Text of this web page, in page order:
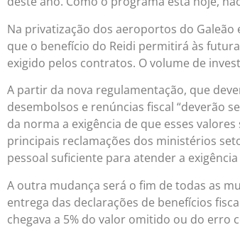
Na privatização dos aeroportos do
que o benefício do Reidi permitirá às
exigido pelos contratos. O volume de
A partir da nova regulamentação, que
desembolsos e renúncias fiscal “deverão
da norma a exigência de que esses
principais reclamações dos ministérios
pessoal suficiente para atender a exigência
A outra mudança será o fim de todas as
entrega das declarações de benefícios
chegava a 5% do valor omitido ou do erro